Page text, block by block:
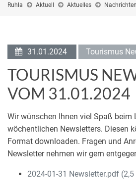
Ruhla Aktuell Aktuelles Nachrichten
31.01.2024 Tourismus
TOURISMUS
VOM 31.01.2024
Wir wünschen Ihnen viel Spaß beim
wöchentlichen Newsletters. Diesen
Format downloaden. Fragen und
Newsletter nehmen wir gern
2024-01-31 Newsletter.pdf